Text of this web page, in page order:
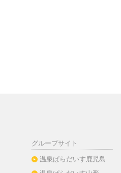
グループサイト
温泉ぱらだいす鹿児島